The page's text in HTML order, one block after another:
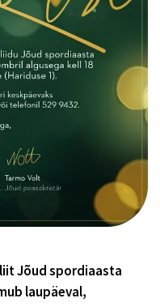
Jõud spordiaasta
laupäeval,